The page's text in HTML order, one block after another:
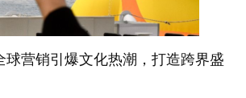
球营销引爆文化热潮，打造跨界盛